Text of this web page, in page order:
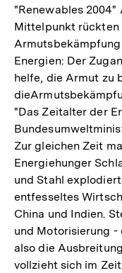
"Renewables 2004"
Mittelpunkt rückten
Energien: Der
helfe, die Armut zu
"Das Zeitalter der
Zur gleichen Zeit
Energiehunger
und Stahl
entfesseltes
China und Indien.
und Motorisierung -
also die
vollzieht sich im